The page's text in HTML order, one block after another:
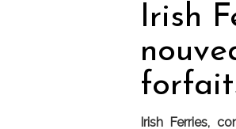
Irish
Irish Ferries,